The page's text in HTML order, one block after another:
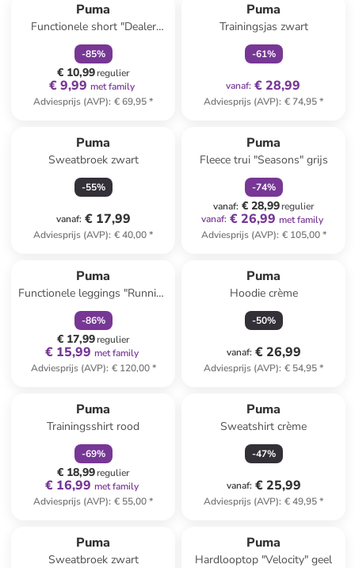
Puma
Functionele short "Dealer
Tailored Short 8`"
donkerblauw
-85%
€ 10,99regulier
€ 9,99 met family
Adviesprijs (AVP): € 69,95*
Puma
Trainingsjas zwart
-61%
vanaf: € 28,99
Adviesprijs (AVP): € 74,95*
Puma
Sweatbroek zwart
-55%
vanaf: € 17,99
Adviesprijs (AVP): € 40,00*
Puma
Fleece trui "Seasons" grijs
-74%
vanaf: € 28,99regulier
vanaf: € 26,99 met family
Adviesprijs (AVP): € 105,00*
Puma
Functionele leggings "Running
ACTV" zwart
-86%
€ 17,99regulier
€ 15,99 met family
Adviesprijs (AVP): € 120,00*
Puma
Hoodie crème
-50%
vanaf: € 26,99
Adviesprijs (AVP): € 54,95*
Puma
Trainingsshirt rood
-69%
€ 18,99regulier
€ 16,99 met family
Adviesprijs (AVP): € 55,00*
Puma
Sweatshirt crème
-47%
vanaf: € 25,99
Adviesprijs (AVP): € 49,95*
Puma
Sweatbroek zwart
Puma
Hardlooptop "Velocity" geel